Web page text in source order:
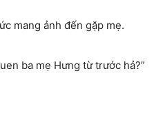
mang ảnh đến gặp mẹ.
ba mẹ Hưng từ trước hả?”